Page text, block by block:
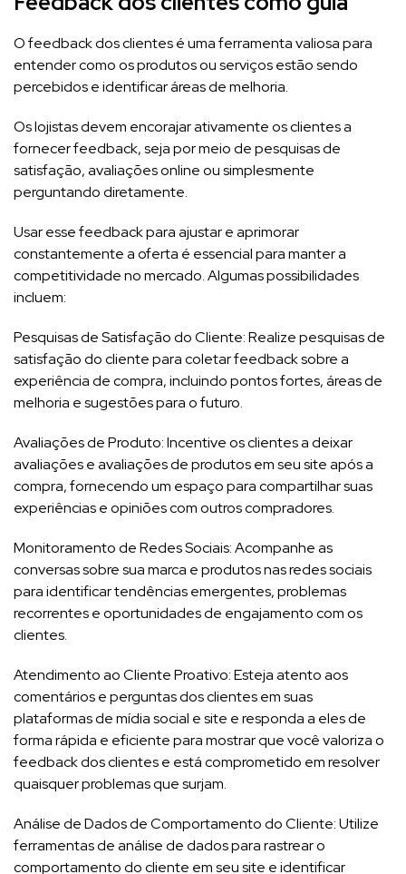
O feedback dos clientes é uma ferramenta valiosa para
entender como os produtos ou serviços estão sendo
percebidos e identificar áreas de melhoria.
Os lojistas devem encorajar ativamente os clientes a
fornecer feedback, seja por meio de pesquisas de
satisfação, avaliações online ou simplesmente
perguntando diretamente.
Usar esse feedback para ajustar e aprimorar
constantemente a oferta é essencial para manter a
competitividade no mercado. Algumas possibilidades
incluem:
Pesquisas de Satisfação do Cliente: Realize pesquisas de
satisfação do cliente para coletar feedback sobre a
experiência de compra, incluindo pontos fortes, áreas de
melhoria e sugestões para o futuro.
Avaliações de Produto: Incentive os clientes a deixar
avaliações e avaliações de produtos em seu site após a
compra, fornecendo um espaço para compartilhar suas
experiências e opiniões com outros compradores.
Monitoramento de Redes Sociais: Acompanhe as
conversas sobre sua marca e produtos nas redes sociais
para identificar tendências emergentes, problemas
recorrentes e oportunidades de engajamento com os
clientes.
Atendimento ao Cliente Proativo: Esteja atento aos
comentários e perguntas dos clientes em suas
plataformas de mídia social e site e responda a eles de
forma rápida e eficiente para mostrar que você valoriza o
feedback dos clientes e está comprometido em resolver
quaisquer problemas que surjam.
Análise de Dados de Comportamento do Cliente: Utilize
ferramentas de análise de dados para rastrear o
comportamento do cliente em seu site e identificar